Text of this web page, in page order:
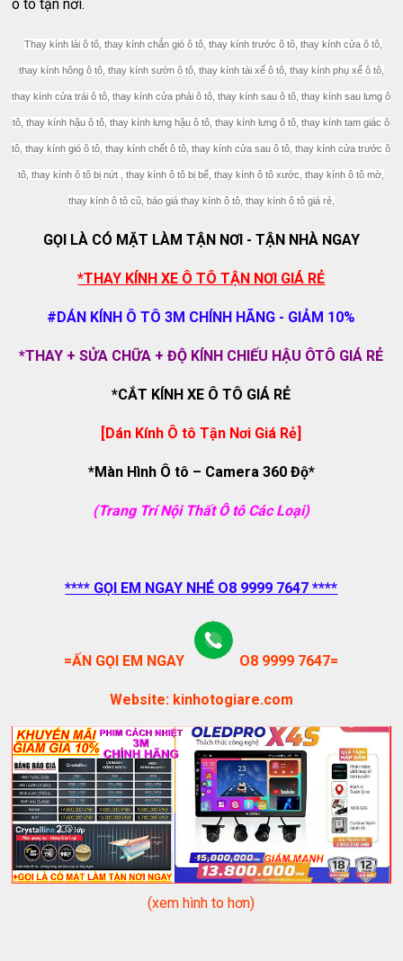
ô tô tận nơi.
Thay kính lái ô tô, thay kính chắn gió ô tô, thay kính trước ô tô, thay kính cửa ô tô,
thay kính hông ô tô, thay kính sườn ô tô, thay kính tài xế ô tô, thay kính phụ xế ô tô,
thay kính cửa trái ô tô, thay kính cửa phải ô tô, thay kính sau ô tô, thay kính sau lưng ô
tô, thay kính hậu ô tô, thay kính lưng hậu ô tô, thay kính lưng ô tô, thay kính tam giác ô
tô, thay kính gió ô tô, thay kính chết ô tô, thay kính cửa sau ô tô, thay kính cửa trước ô
tô, thay kính ô tô bị nứt , thay kính ô tô bị bể, thay kính ô tô xước, thay kính ô tô mờ,
thay kính ô tô cũ, báo giá thay kính ô tô, thay kính ô tô giá rẻ,
GỌI LÀ CÓ MẶT LÀM TẬN NƠI - TẬN NHÀ NGAY
*THAY KÍNH XE Ô TÔ TẬN NƠI GIÁ RẺ
#DÁN KÍNH Ô TÔ 3M CHÍNH HÃNG - GIẢM 10%
*THAY + SỬA CHỮA + ĐỘ KÍNH CHIẾU HẬU ÔTÔ GIÁ RẺ
*CẮT KÍNH XE Ô TÔ GIÁ RẺ
[Dán Kính Ô tô Tận Nơi Giá Rẻ]
*Màn Hình Ô tô – Camera 360 Độ*
(Trang Trí Nội Thất Ô tô Các Loại)
**** GỌI EM NGAY NHÉ O8 9999 7647 ****
=ẤN GỌI EM NGAY O8 9999 7647=
Website: kinhotogiare.com
(xem hình to hơn)